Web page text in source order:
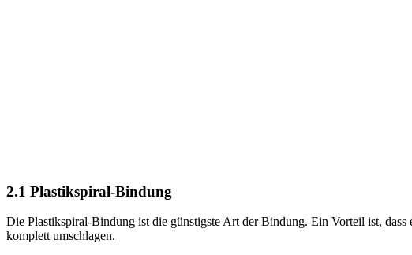
2.1 Plastikspiral-Bindung
Die Plastikspiral-Bindung ist die günstigste Art der Bindung. Ein Vorteil ist,
komplett umschlagen.